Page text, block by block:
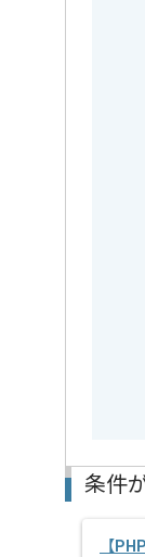
チ
基
条件
【